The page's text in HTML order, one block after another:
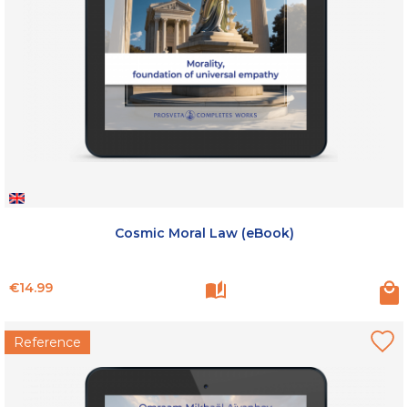
Cosmic Moral Law (eBook)
Price
€14.99
Reference